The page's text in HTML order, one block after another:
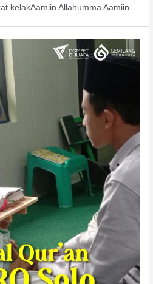
kelakAamiin Allahumma Aamiin.